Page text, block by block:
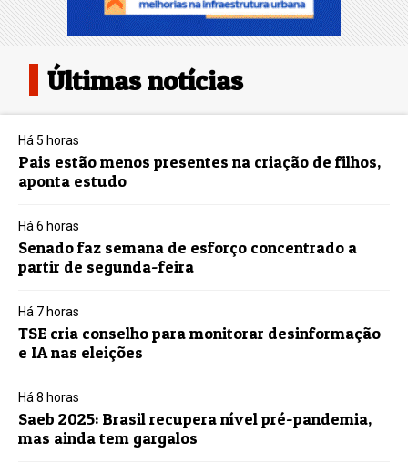
Últimas notícias
Há 5 horas
Pais estão menos presentes na criação de filhos,
aponta estudo
Há 6 horas
Senado faz semana de esforço concentrado a
partir de segunda-feira
Há 7 horas
TSE cria conselho para monitorar desinformação
e IA nas eleições
Há 8 horas
Saeb 2025: Brasil recupera nível pré-pandemia,
mas ainda tem gargalos